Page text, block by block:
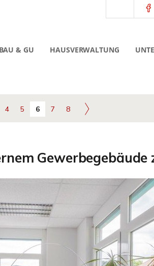
& GU HAUSVERWALTUNG
4 5 6 7 8
Gewerbegebäude